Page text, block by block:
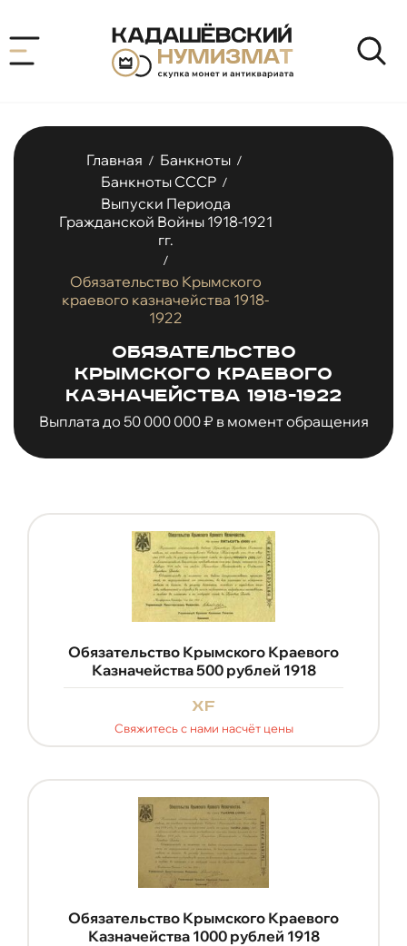
Главная / Банкноты /
Банкноты СССР /
Выпуски Периода
Гражданской Войны 1918-1921
гг.
/
Обязательство Крымского
краевого казначейства 1918-
1922
Обязательство
Крымского краевого
казначейства 1918-1922
Выплата до 50 000 000 ₽ в момент обращения
Обязательство Крымского Краевого
Казначейства 500 рублей 1918
xf
Свяжитесь с нами насчёт цены
Обязательство Крымского Краевого
Казначейства 1000 рублей 1918